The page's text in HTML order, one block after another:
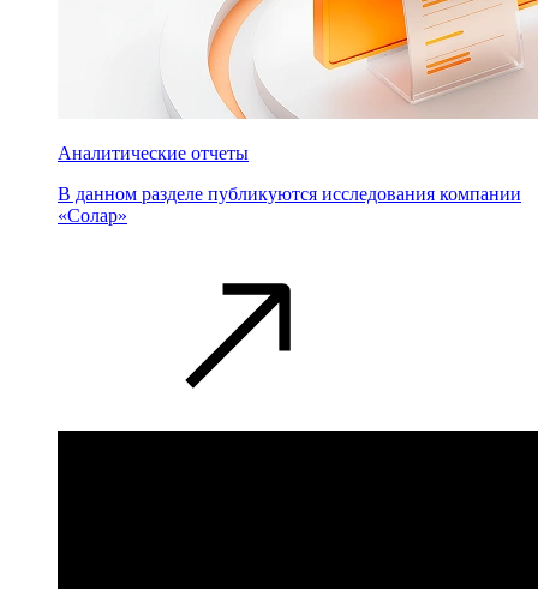
Аналитические отчеты
В данном разделе публикуются исследования компании
«Солар»